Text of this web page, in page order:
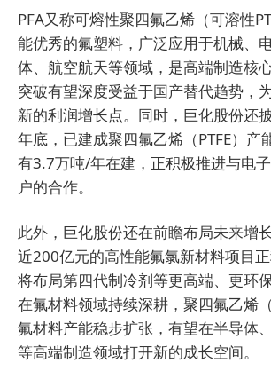
PFA又称可熔性聚四氟乙烯（可溶性
能优秀的氟塑料，广泛应用于机械、
体、航空航天等领域，是高端制造核
突破有望深度受益于国产替代趋势，
新的利润增长点。同时，巨化股份还
年底，已建成聚四氟乙烯（PTFE）产
有3.7万吨/年在建，正积极推进与电
户的合作。
此外，巨化股份还在前瞻布局未来增
近200亿元的高性能氟氯新材料项目
将布局第四代制冷剂等更高端、更环
在氟材料领域持续深耕，聚四氟乙烯
氟材料产能稳步扩张，有望在半导体
等高端制造领域打开新的成长空间。